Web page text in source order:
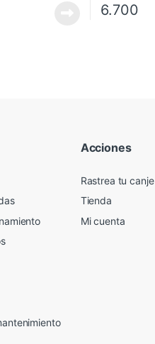
6.700
Acciones
Rastrea tu canje
Tienda
Mi cuenta